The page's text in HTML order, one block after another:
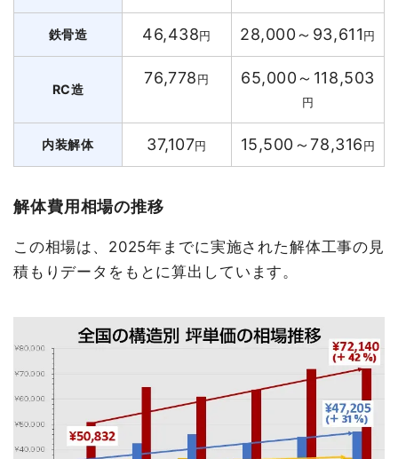
鉄骨造 46,438円 28,000～93,611円
RC造
76,778円 65,000～118,503
円
内装解体 37,107円 15,500～78,316円
解体費用相場の推移
この相場は、2025年までに実施された解体工事の見
積もりデータをもとに算出しています。